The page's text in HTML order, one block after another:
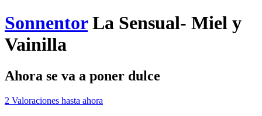
SonnentorLa Sensual- Miel y
Vainilla
Ahora se va a poner dulce
2 Valoraciones hasta ahora